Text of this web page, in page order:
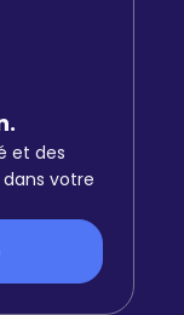
et des
votre